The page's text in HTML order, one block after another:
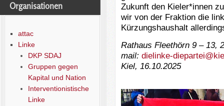
Organisationen
attac
Linke
DKP SDAJ
Gruppen gegen
Kapital und Nation
Interventionistische
Linke
Zukunft den Kieler*innen
wir von der Fraktion die
Kürzungshaushalt
Rathaus Fleethörn 9 – 13,
mail: dielinke-
Kiel, 16.10.2025